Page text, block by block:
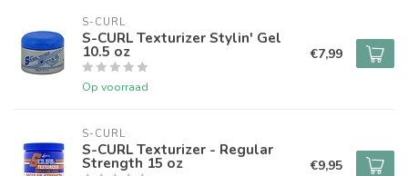
S-CURL
S-CURL Texturizer Stylin' Gel
10.5 oz
Op voorraad
€7,99
S-CURL
S-CURL Texturizer - Regular
Strength 15 oz €9,95